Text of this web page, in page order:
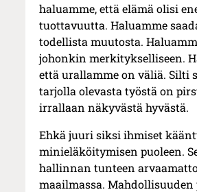
haluamme, että elämä olisi
tuottavuutta. Haluamme
todellista muutosta.
johonkin merkitykselliseen.
että urallamme on väliä. Silti
tarjolla olevasta työstä on
irrallaan näkyvästä hyvästä.
Ehkä juuri siksi ihmiset
minieläköitymisen puoleen.
hallinnan tunteen
maailmassa. Mahdollisuuden